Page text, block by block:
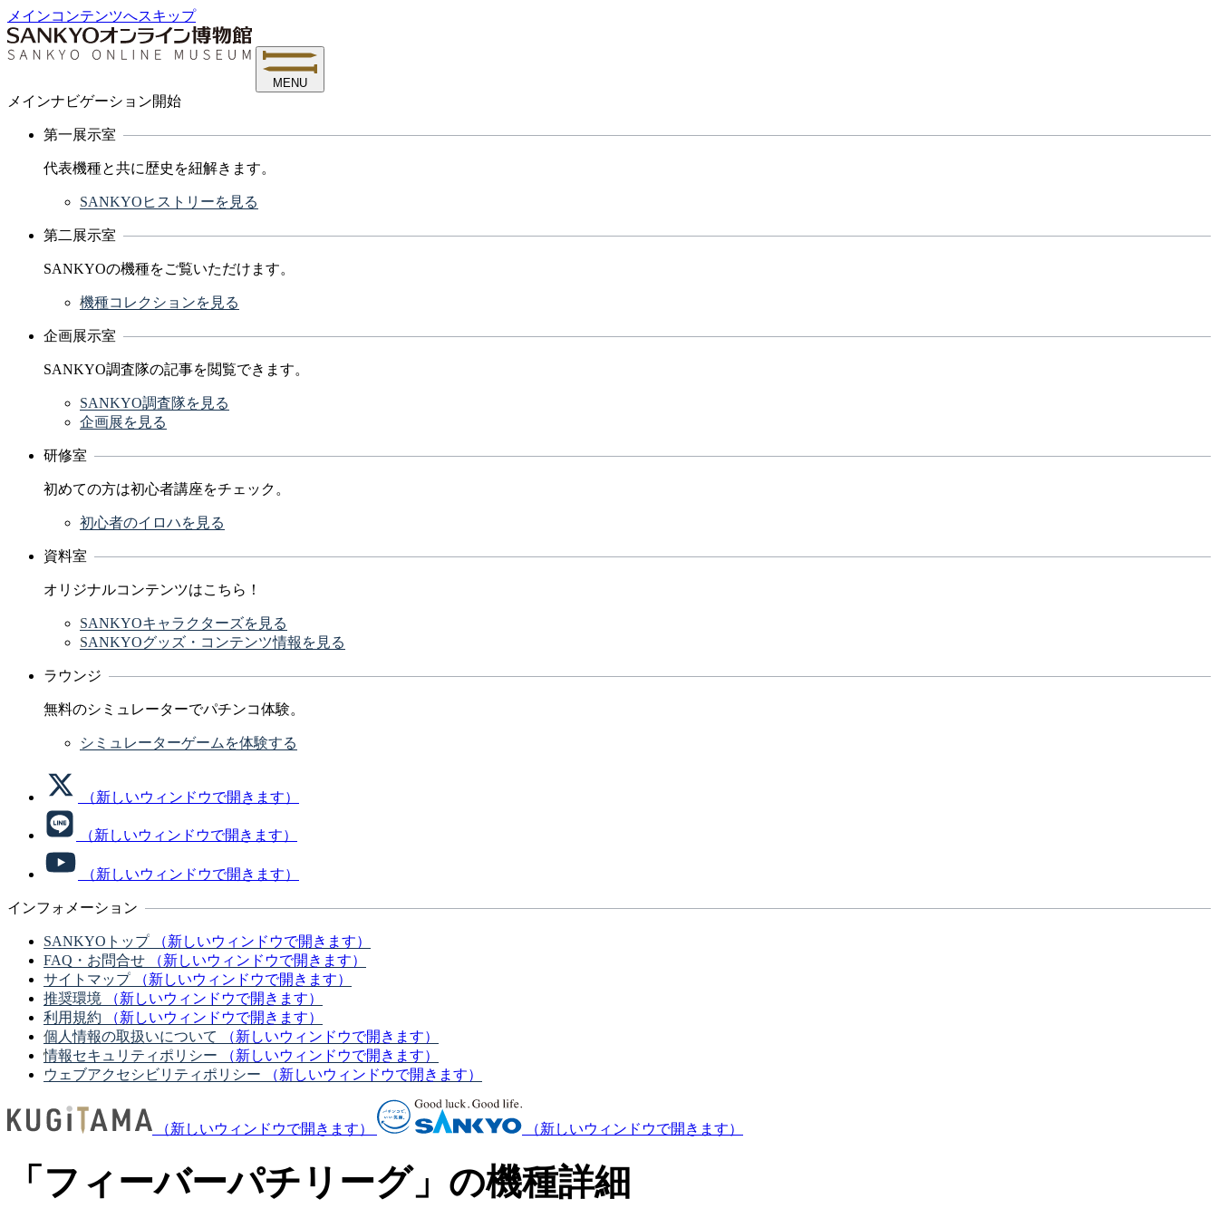
メインコンテンツへスキップ
MENU
メインナビゲーション開始
第一展示室
代表機種と共に歴史を紐解きます。
SANKYOヒストリーを見る
第二展示室
SANKYOの機種をご覧いただけます。
機種コレクションを見る
企画展示室
SANKYO調査隊の記事を閲覧できます。
SANKYO調査隊を見る
企画展を見る
研修室
初めての方は初心者講座をチェック。
初心者のイロハを見る
資料室
オリジナルコンテンツはこちら！
SANKYOキャラクターズを見る
SANKYOグッズ・コンテンツ情報を見る
ラウンジ
無料のシミュレーターでパチンコ体験。
シミュレーターゲームを体験する
（新しいウィンドウで開きます）
（新しいウィンドウで開きます）
（新しいウィンドウで開きます）
インフォメーション
SANKYOトップ
（新しいウィンドウで開きます）
FAQ・お問合せ
（新しいウィンドウで開きます）
サイトマップ
（新しいウィンドウで開きます）
推奨環境
（新しいウィンドウで開きます）
利用規約
（新しいウィンドウで開きます）
個人情報の取扱いについて
（新しいウィンドウで開きます）
情報セキュリティポリシー
（新しいウィンドウで開きます）
ウェブアクセシビリティポリシー
（新しいウィンドウで開きます）
（新しいウィンドウで開きます） （新しいウィンドウで開きます）
「フィーバーパチリーグ」の機種詳細